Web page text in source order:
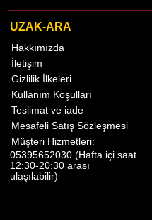
UZAK-ARA
Hakkımızda
İletişim
Gizlilik İlkeleri
Kullanım Koşulları
Teslimat ve iade
Mesafeli Satış Sözleşmesi
Müşteri Hizmetleri:
05395652030 (Hafta içi saat
12:30-20:30 arası
ulaşılabilir)